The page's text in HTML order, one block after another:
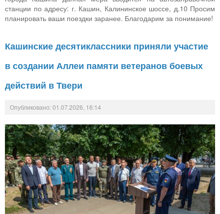
станции по адресу: г. Кашин, Калининское шоссе, д.10 Просим
планировать ваши поездки заранее. Благодарим за понимание!
Кашинские десятиклассники приняли участие
в создании Аллеи памяти ветеранов боевых
действий в Твери
Опубликовано: 01.07.2026, 16:14